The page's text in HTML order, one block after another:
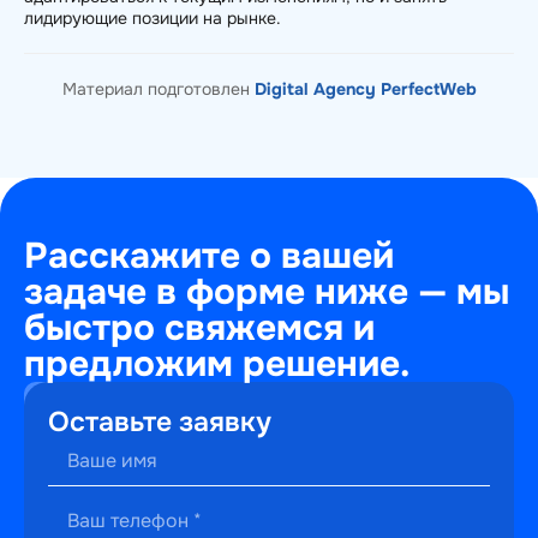
лидирующие позиции на рынке.
Материал подготовлен Digital Agency PerfectWeb
Расскажите о вашей
задаче в форме ниже — мы
быстро свяжемся и
предложим решение.
(495)
241-
22-
59
Оставьте заявку